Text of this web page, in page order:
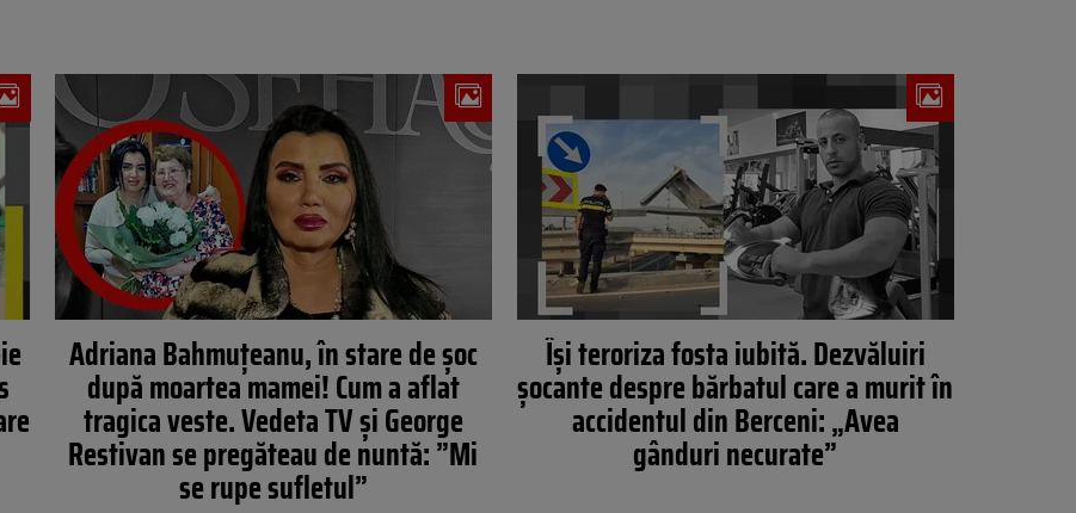
Adriana Bahmuţeanu, în stare de şoc
după moartea mamei! Cum a aflat
tragica veste. Vedeta TV şi George
Restivan se pregăteau de nuntă: ”Mi
se rupe sufletul”
Își teroriza fosta iubită. Dezvăluiri
șocante despre bărbatul care a murit în
accidentul din Berceni: „Avea
gânduri necurate”